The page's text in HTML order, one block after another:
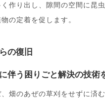
作り出し、隙間の空間に昆
の定着を促します。
の復旧
伴う困りごと解決の技術
畑のあぜの草刈をせずに済む